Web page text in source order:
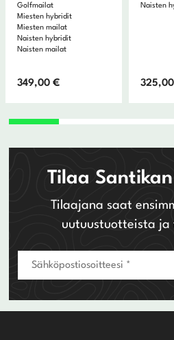
Golfmailat
Miesten hybridit
Miesten mailat
Naisten hybridit
Naisten mailat
349,00€
Naisten
Tilaa
Tilaajana saat
uutuustuotteista ja